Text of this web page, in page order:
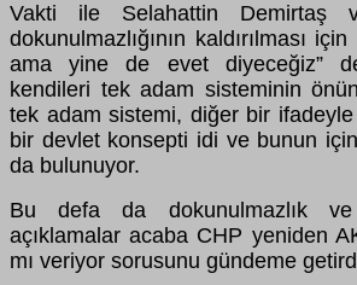
Vakti ile Selahattin Demirtaş
dokunulmazlığının kaldırılması
ama yine de evet diyeceğiz”
kendileri tek adam sisteminin
tek adam sistemi, diğer bir ifadeyle
bir devlet konsepti idi ve bunun
da bulunuyor.
Bu defa da dokunulmazlık ve
açıklamalar acaba CHP yeniden
mı veriyor sorusunu gündeme